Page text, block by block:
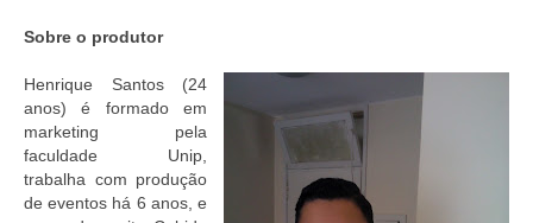
Sobre o produtor
Henrique Santos (24
anos) é formado em
marketing pela
faculdade Unip,
trabalha com produção
de eventos há 6 anos, e